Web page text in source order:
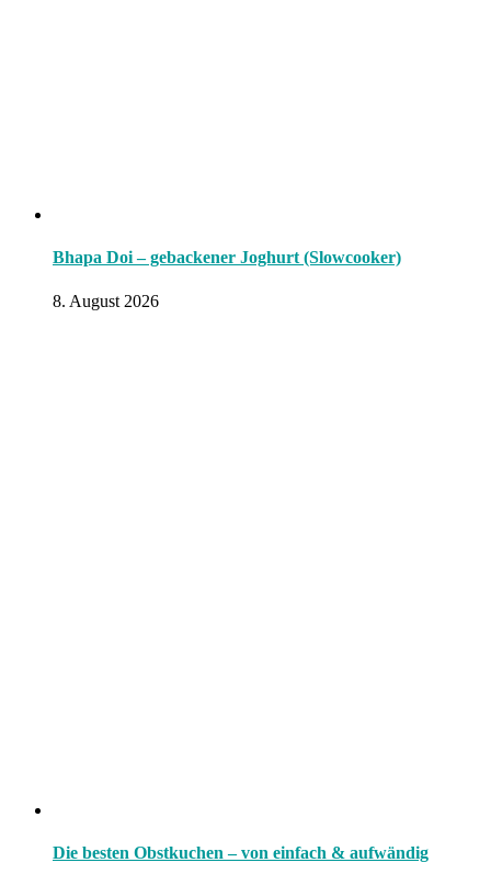
Bhapa Doi – gebackener Joghurt (Slowcooker)
8. August 2026
Die besten Obstkuchen – von einfach & aufwändig